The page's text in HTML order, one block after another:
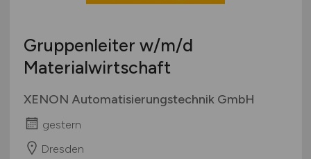
Gruppenleiter w/m/d
Materialwirtschaft
XENON Automatisierungstechnik GmbH
gestern
Dresden